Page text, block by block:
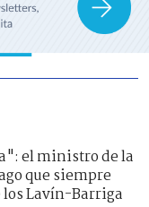
el ministro de la
que siempre
los Lavín-Barriga